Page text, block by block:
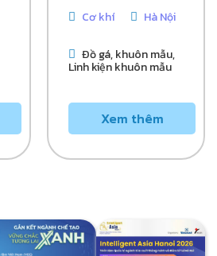
Cơ khí Hà Nội
Đồ gá, khuôn mẫu,
Linh kiện khuôn mẫu
Xem thêm